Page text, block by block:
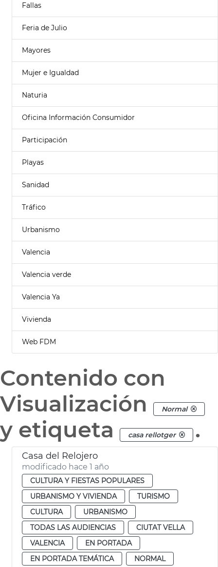
Fallas
Feria de Julio
Mayores
Mujer e Igualdad
Naturia
Oficina Información Consumidor
Participación
Playas
Sanidad
Tráfico
Urbanismo
Valencia
Valencia verde
Valencia Ya
Vivienda
Web FDM
Contenido con
Visualización
Normal
y etiqueta casa rellotger .
Casa del Relojero
modificado hace 1 año
CULTURA Y FIESTAS POPULARES
URBANISMO Y VIVIENDA
TURISMO
CULTURA
URBANISMO
TODAS LAS AUDIENCIAS
CIUTAT VELLA
VALENCIA
EN PORTADA
EN PORTADA TEMÁTICA
NORMAL